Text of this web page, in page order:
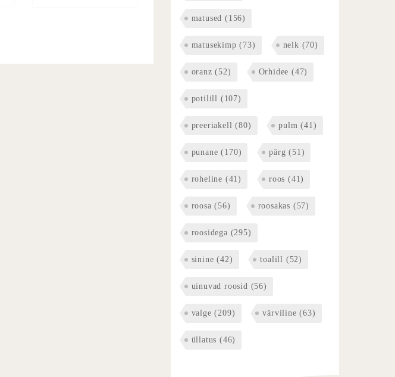
matused (156)
matusekimp (73) nelk (70)
oranz (52) Orhidee (47)
potilill (107)
preeriakell (80) pulm (41)
punane (170) pärg (51)
roheline (41) roos (41)
roosa (56) roosakas (57)
roosidega (295)
sinine (42) toalill (52)
uinuvad roosid (56)
valge (209) värviline (63)
üllatus (46)